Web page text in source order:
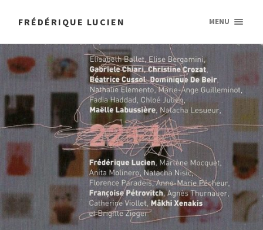
FRÉDÉRIQUE LUCIEN MENU